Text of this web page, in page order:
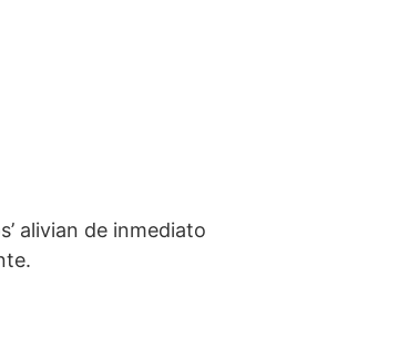
alivian de inmediato